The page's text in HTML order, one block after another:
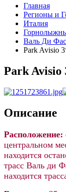
Главная
Регионы и
Италия
Валь Ди
Park Avisio
Park Avisio
Описание
Расположение:
центральном
находится
трасс Валь ди
находится